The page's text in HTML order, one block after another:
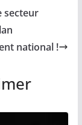
secteur
national !